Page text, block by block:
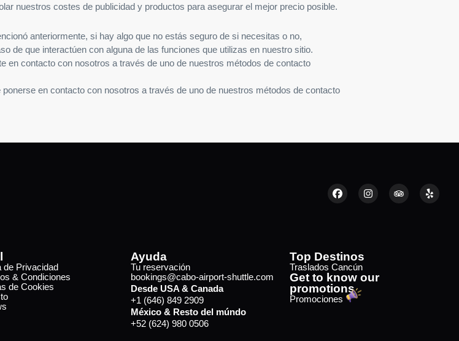
nuestros costes de publicidad y productos para asegurar el mejor precio posible.
anteriormente, si hay algo que no estás seguro de si necesitas o no,
de que interactúen con alguna de las funciones que utilizas en nuestro sitio.
en contacto con nosotros a través de uno de nuestros métodos de contacto
en contacto con nosotros a través de uno de nuestros métodos de contacto
de Privacidad
& Condiciones
de Cookies
Ayuda
Tu reservación
bookings@cabo-airport-shuttle.com
Desde USA & Canada
+1 (646) 849 2909
México & Resto del múndo
+52 (624) 980 0506
Top Destinos
Traslados Cancún
Get to know our
promotions
Promociones